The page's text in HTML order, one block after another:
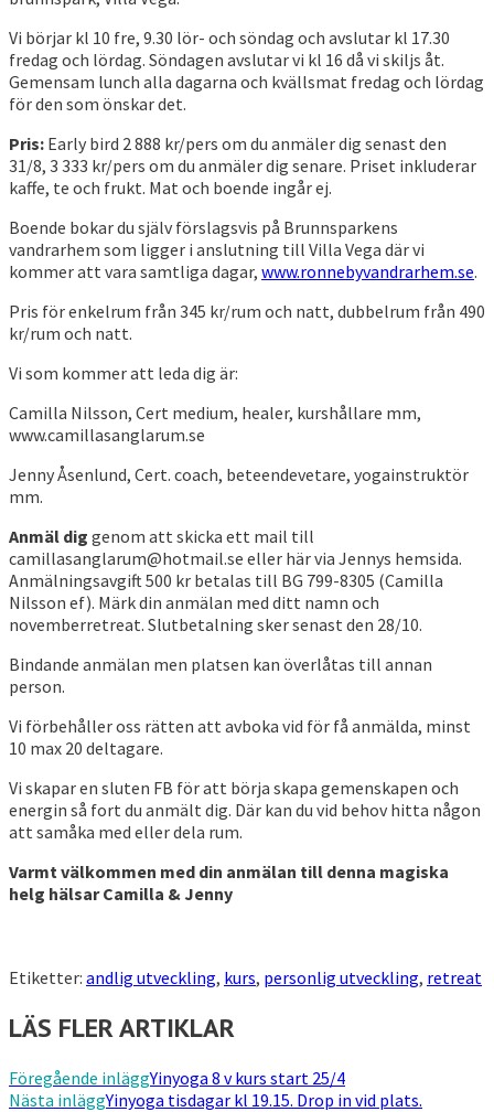
Vi börjar kl 10 fre, 9.30 lör- och söndag och avslutar kl 17.30
fredag och lördag. Söndagen avslutar vi kl 16 då vi skiljs åt.
Gemensam lunch alla dagarna och kvällsmat fredag och lördag
för den som önskar det.
Pris: Early bird 2 888 kr/pers om du anmäler dig senast den
31/8, 3 333 kr/pers om du anmäler dig senare. Priset inkluderar
kaffe, te och frukt. Mat och boende ingår ej.
Boende bokar du själv förslagsvis på Brunnsparkens
vandrarhem som ligger i anslutning till Villa Vega där vi
kommer att vara samtliga dagar, www.ronnebyvandrarhem.se.
Pris för enkelrum från 345 kr/rum och natt, dubbelrum från 490
kr/rum och natt.
Vi som kommer att leda dig är:
Camilla Nilsson, Cert medium, healer, kurshållare mm,
www.camillasanglarum.se
Jenny Åsenlund, Cert. coach, beteendevetare, yogainstruktör
mm.
Anmäl dig genom att skicka ett mail till
camillasanglarum@hotmail.se eller här via Jennys hemsida.
Anmälningsavgift 500 kr betalas till BG 799-8305 (Camilla
Nilsson ef). Märk din anmälan med ditt namn och
novemberretreat. Slutbetalning sker senast den 28/10.
Bindande anmälan men platsen kan överlåtas till annan
person.
Vi förbehåller oss rätten att avboka vid för få anmälda, minst
10 max 20 deltagare.
Vi skapar en sluten FB för att börja skapa gemenskapen och
energin så fort du anmält dig. Där kan du vid behov hitta någon
att samåka med eller dela rum.
Varmt välkommen med din anmälan till denna magiska
helg hälsar Camilla & Jenny
Etiketter: andlig utveckling, kurs, personlig utveckling, retreat
LÄS FLER ARTIKLAR
Föregående inläggYinyoga 8 v kurs start 25/4
Nästa inläggYinyoga tisdagar kl 19.15. Drop in vid plats.